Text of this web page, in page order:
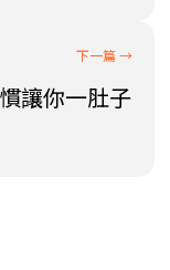
讓你一肚子